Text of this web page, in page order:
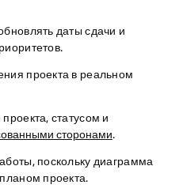
даты сдачи и
проекта в реальном
статусом и
сторонами.
поскольку диаграмма
проекта.